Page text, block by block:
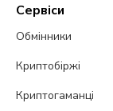
Сервіси
Обмінники
Криптобіржі
Криптогаманці